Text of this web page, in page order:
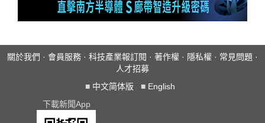
關於我們 · 會員服務 · 科技產業報訂閱 · 著作權 · 隱私權 · 常見問題 ·
人才招募
■ 中文简体版 ■ English
下載新聞App